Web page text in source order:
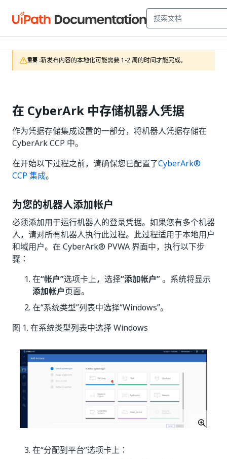
重要 :新发布内容的本地化可能需要 1-2 周的时间才能完成。
在 CyberArk 中存储机器人凭据
作为凭据存储集成设置的一部分，将机器人凭据存储在
CyberArk CCP 中。
在开始以下过程之前，请确保您已配置了CyberArk®
CCP 集成。
为您的机器人添加帐户
必须添加用于运行机器人的登录凭据。如果您有多个机器
人，请对所有机器人执行此过程。此过程适用于本地用户
和域用户。在 CyberArk® PVWA 界面中，执行以下步
骤：
在“帐户”选项卡上，选择“添加帐户”。系统将显示
添加帐户页面。
在“系统类型”列表中选择“Windows”。
图 1. 在系统类型列表中选择 Windows
在“分配到平台”选项卡上：